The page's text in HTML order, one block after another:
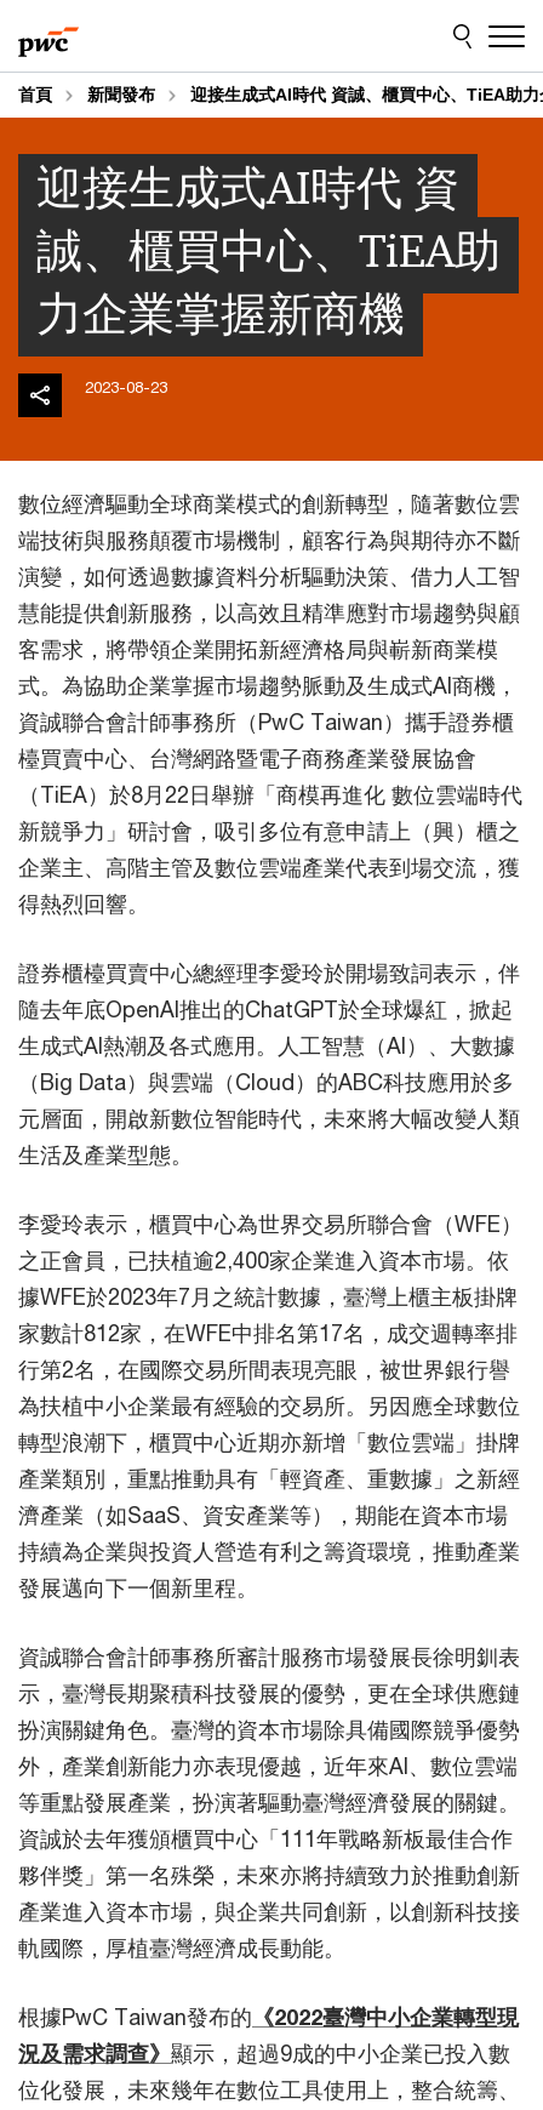
to
content
to
footer
首頁 新聞發布 迎接生成式AI時代 資誠、櫃買中心、TiEA助
迎接生成式AI時代 資
誠、櫃買中心、TiEA助
力企業掌握新商機
2023-08-23
數位經濟驅動全球商業模式的創新轉型，隨著數位雲
端技術與服務顛覆市場機制，顧客行為與期待亦不斷
演變，如何透過數據資料分析驅動決策、借力人工智
慧能提供創新服務，以高效且精準應對市場趨勢與顧
客需求，將帶領企業開拓新經濟格局與嶄新商業模
式。為協助企業掌握市場趨勢脈動及生成式AI商機，
資誠聯合會計師事務所（PwC Taiwan）攜手證券櫃
檯買賣中心、台灣網路暨電子商務產業發展協會
（TiEA）於8月22日舉辦「商模再進化 數位雲端時代
新競爭力」研討會，吸引多位有意申請上（興）櫃之
企業主、高階主管及數位雲端產業代表到場交流，獲
得熱烈回響。
證券櫃檯買賣中心總經理李愛玲於開場致詞表示，伴
隨去年底OpenAI推出的ChatGPT於全球爆紅，掀起
生成式AI熱潮及各式應用。人工智慧（AI）、大數據
（Big Data）與雲端（Cloud）的ABC科技應用於多
元層面，開啟新數位智能時代，未來將大幅改變人類
生活及產業型態。
李愛玲表示，櫃買中心為世界交易所聯合會（WFE）
之正會員，已扶植逾2,400家企業進入資本市場。依
據WFE於2023年7月之統計數據，臺灣上櫃主板掛牌
家數計812家，在WFE中排名第17名，成交週轉率排
行第2名，在國際交易所間表現亮眼，被世界銀行譽
為扶植中小企業最有經驗的交易所。另因應全球數位
轉型浪潮下，櫃買中心近期亦新增「數位雲端」掛牌
產業類別，重點推動具有「輕資產、重數據」之新經
濟產業（如SaaS、資安產業等），期能在資本市場
持續為企業與投資人營造有利之籌資環境，推動產業
發展邁向下一個新里程。
資誠聯合會計師事務所審計服務市場發展長徐明釧表
示，臺灣長期聚積科技發展的優勢，更在全球供應鏈
扮演關鍵角色。臺灣的資本市場除具備國際競爭優勢
外，產業創新能力亦表現優越，近年來AI、數位雲端
等重點發展產業，扮演著驅動臺灣經濟發展的關鍵。
資誠於去年獲頒櫃買中心「111年戰略新板最佳合作
夥伴獎」第一名殊榮，未來亦將持續致力於推動創新
產業進入資本市場，與企業共同創新，以創新科技接
軌國際，厚植臺灣經濟成長動能。
根據PwC Taiwan發布的 《2022臺灣中小企業轉型現
況及需求調查》 顯示，超過9成的中小企業已投入數
位化發展，未來幾年在數位工具使用上，整合統籌、